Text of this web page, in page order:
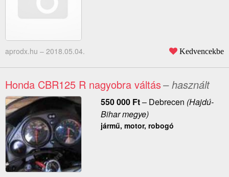
aprodx.hu – 2018.05.04. Kedvencekbe
Honda CBR125 R nagyobra váltás– használt
550 000 Ft– Debrecen (Hajdú-
Bihar megye)
jármű, motor, robogó